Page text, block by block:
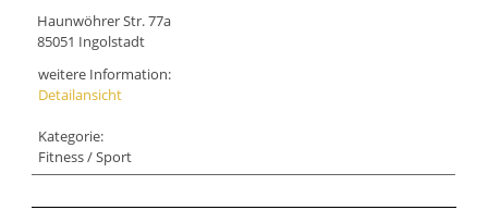
Haunwöhrer Str. 77a
85051 Ingolstadt
weitere Information:
Detailansicht
Kategorie:
Fitness / Sport